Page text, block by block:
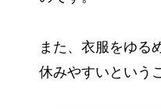
また、衣服をゆる
休みやすいという